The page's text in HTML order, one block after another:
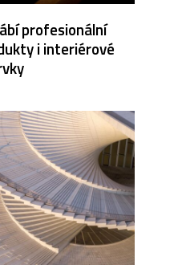
profesionální
i interiérové